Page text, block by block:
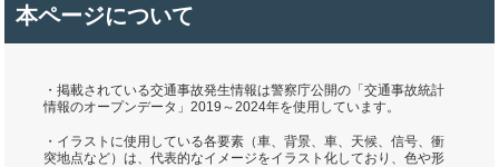
本ページについて
・掲載されている交通事故発生情報は警察庁公開の「交通事故統計
情報のオープンデータ」2019～2024年を使用しています。
・イラストに使用している各要素（車、背景、車、天候、信号、衝
突地点など）は、代表的なイメージをイラスト化しており、色や形